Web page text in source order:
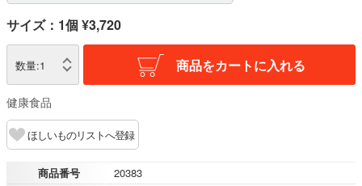
サイズ：1個 ¥3,720
数量:1 商品をカートに入れる
健康食品
ほしいものリストへ登録
商品番号
20383